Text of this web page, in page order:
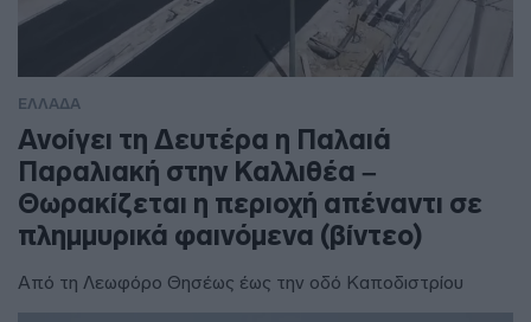
ΕΛΛΑΔΑ
Ανοίγει τη Δευτέρα η Παλαιά
Παραλιακή στην Καλλιθέα –
Θωρακίζεται η περιοχή απέναντι σε
πλημμυρικά φαινόμενα (βίντεο)
Από τη Λεωφόρο Θησέως έως την οδό Καποδιστρίου